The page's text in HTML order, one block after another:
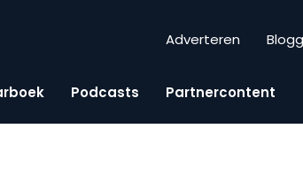
Adverteren
Podcasts Partnercontent